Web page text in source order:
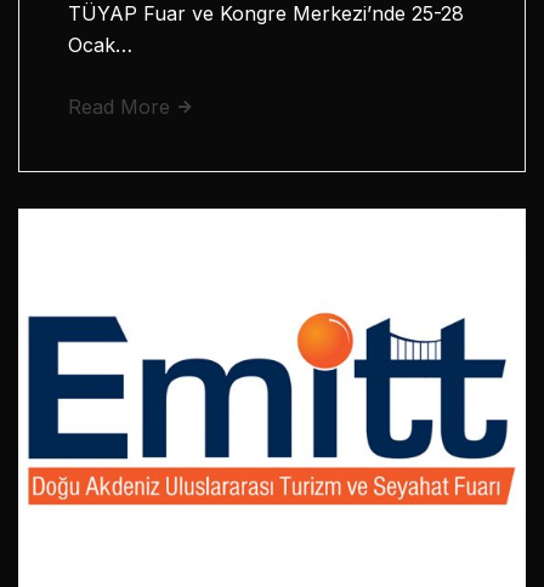
TÜYAP Fuar ve Kongre Merkezi’nde 25-28
Ocak…
Read More